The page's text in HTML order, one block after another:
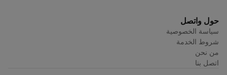
حول واتصل
سياسة الخصوصية
شروط الخدمة
من نحن
اتصل بنا